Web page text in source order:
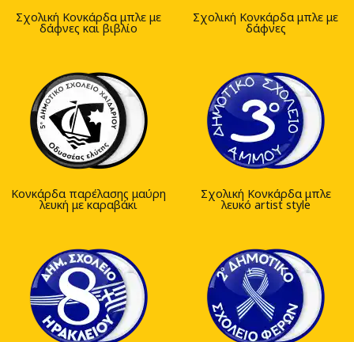
Σχολική Κονκάρδα μπλε με
δάφνες και βιβλίο
Σχολική Κονκάρδα μπλε με
δάφνες
Κονκάρδα παρέλασης μαύρη
λευκή με καραβάκι
Σχολική Κονκάρδα μπλε
λευκό artist style